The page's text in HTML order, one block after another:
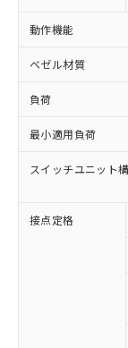
動作機能
ベゼル材質
負荷
最小適用負荷
スイッチユニット
接点定格
ご
※1 対
対応
非含有
対応予
有に対